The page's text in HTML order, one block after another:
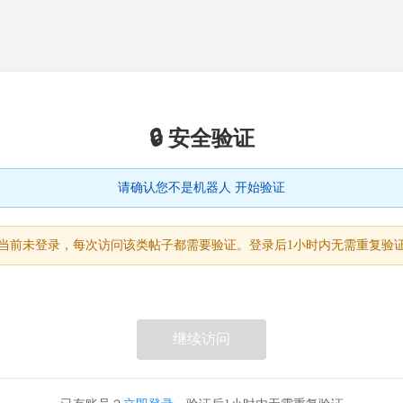
🔒 安全验证
请确认您不是机器人 开始验证
前未登录，每次访问该类帖子都需要验证。登录后1小时内无需重复验
继续访问